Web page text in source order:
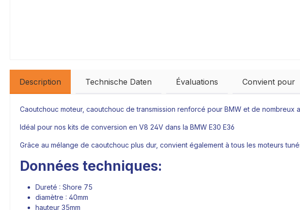
Description Technische Daten Évaluations Convient pour
Caoutchouc moteur, caoutchouc de transmission renforcé pour BMW et de nombreux
Idéal pour nos kits de conversion en V8 24V dans la BMW E30 E36
Grâce au mélange de caoutchouc plus dur, convient également à tous les moteurs
Données techniques:
Dureté : Shore 75
diamètre : 40mm
hauteur 35mm